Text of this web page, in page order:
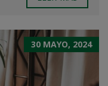
30 MAYO, 2024